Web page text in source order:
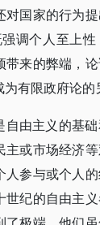
对国家的行为
调个人至上
带来的弊端，
有限政府论的
自由主义的基
主或市场经济
人参与或个人
世纪的自由主